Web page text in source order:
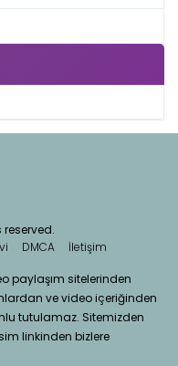
DMCA İletişim
paylaşım sitelerinden
ve video içeriğinden
tutulamaz. Sitemizden
linkinden bizlere